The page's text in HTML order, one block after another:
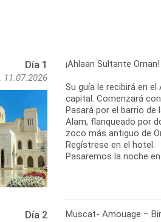
Día 1
11.07.2026
¡Ahlaan Sultante Oman!
Su guía le recibirá en
capital. Comenzará
Pasará por el barrio
Alam, flanqueado por
zoco más antiguo de
Regístrese en el hotel.
Día 2 Muscat- Amouage –